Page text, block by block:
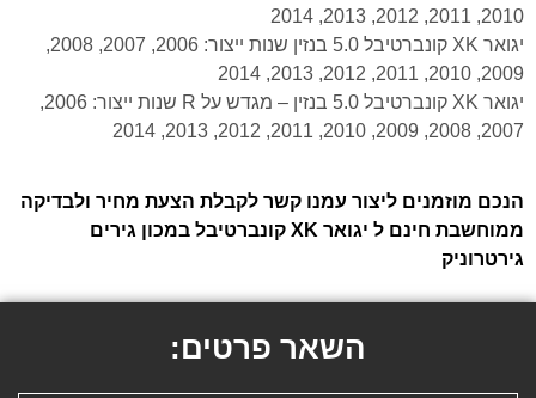
2010, 2011, 2012, 2013, 2014
יגואר XK קונברטיבל 5.0 בנזין שנות ייצור: 2006, 2007, 2008,
2009, 2010, 2011, 2012, 2013, 2014
יגואר XK קונברטיבל 5.0 בנזין – מגדש על R שנות ייצור: 2006,
2007, 2008, 2009, 2010, 2011, 2012, 2013, 2014
הנכם מוזמנים ליצור עמנו קשר לקבלת הצעת מחיר ולבדיקה
ממוחשבת חינם ל יגואר XK קונברטיבל במכון גירים
גירטרוניק
השאר פרטים: